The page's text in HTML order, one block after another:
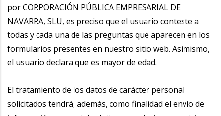
por CORPORACIÓN PÚBLICA EMPRESARIAL DE
NAVARRA, SLU, es preciso que el usuario conteste a
todas y cada una de las preguntas que aparecen en los
formularios presentes en nuestro sitio web. Asimismo,
el usuario declara que es mayor de edad.
El tratamiento de los datos de carácter personal
solicitados tendrá, además, como finalidad el envío de